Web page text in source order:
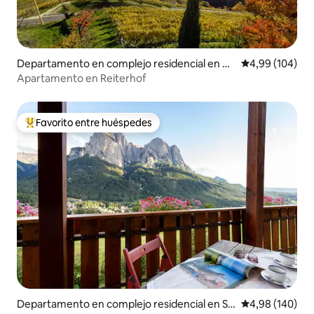
Departamento en complejo residencial en Bo
zen
Calificación
4,99 (104)
Apartamento en Reiterhof
Favorito entre los huéspedes más destacados
Favorito entre huéspedes
Departamento en complejo residencial en Se Calificación
4,98 (140)